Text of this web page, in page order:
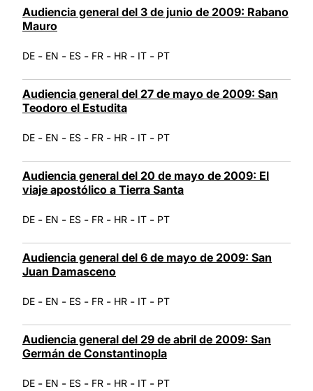
Audiencia general del 3 de junio de 2009: Rabano
Mauro
DE - EN - ES - FR - HR - IT - PT
Audiencia general del 27 de mayo de 2009: San
Teodoro el Estudita
DE - EN - ES - FR - HR - IT - PT
Audiencia general del 20 de mayo de 2009: El
viaje apostólico a Tierra Santa
DE - EN - ES - FR - HR - IT - PT
Audiencia general del 6 de mayo de 2009: San
Juan Damasceno
DE - EN - ES - FR - HR - IT - PT
Audiencia general del 29 de abril de 2009: San
Germán de Constantinopla
DE - EN - ES - FR - HR - IT - PT